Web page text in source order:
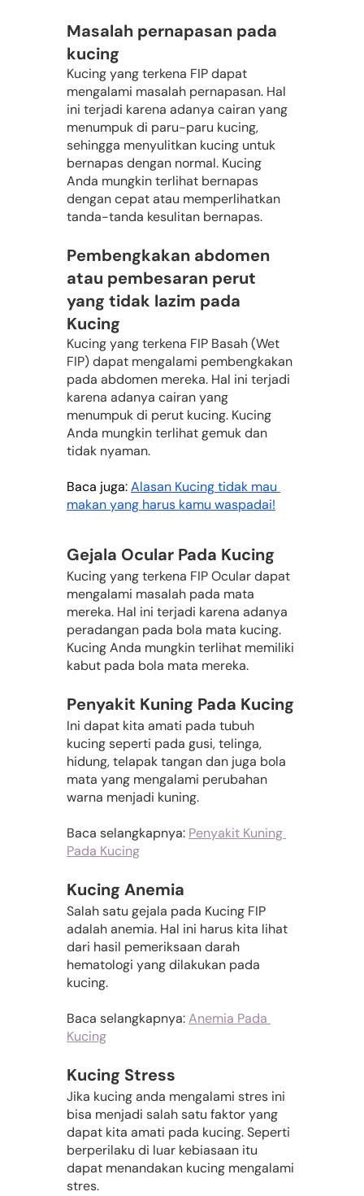
Masalah pernapasan pada
kucing
Kucing yang terkena FIP dapat
mengalami masalah pernapasan. Hal
ini terjadi karena adanya cairan yang
menumpuk di paru-paru kucing,
sehingga menyulitkan kucing untuk
bernapas dengan normal. Kucing
Anda mungkin terlihat bernapas
dengan cepat atau memperlihatkan
tanda-tanda kesulitan bernapas.
Pembengkakan abdomen
atau pembesaran perut
yang tidak lazim pada
Kucing
Kucing yang terkena FIP Basah (Wet
FIP) dapat mengalami pembengkakan
pada abdomen mereka. Hal ini terjadi
karena adanya cairan yang
menumpuk di perut kucing. Kucing
Anda mungkin terlihat gemuk dan
tidak nyaman.
Baca juga: Alasan Kucing tidak mau
makan yang harus kamu waspadai!
Gejala Ocular Pada Kucing
Kucing yang terkena FIP Ocular dapat
mengalami masalah pada mata
mereka. Hal ini terjadi karena adanya
peradangan pada bola mata kucing.
Kucing Anda mungkin terlihat memiliki
kabut pada bola mata mereka.
Penyakit Kuning Pada Kucing
Ini dapat kita amati pada tubuh
kucing seperti pada gusi, telinga,
hidung, telapak tangan dan juga bola
mata yang mengalami perubahan
warna menjadi kuning.
Baca selangkapnya: Penyakit Kuning
Pada Kucing
Kucing Anemia
Salah satu gejala pada Kucing FIP
adalah anemia. Hal ini harus kita lihat
dari hasil pemeriksaan darah
hematologi yang dilakukan pada
kucing.
Baca selangkapnya: Anemia Pada
Kucing
Kucing Stress
Jika kucing anda mengalami stres ini
bisa menjadi salah satu faktor yang
dapat kita amati pada kucing. Seperti
berperilaku di luar kebiasaan itu
dapat menandakan kucing mengalami
stres.